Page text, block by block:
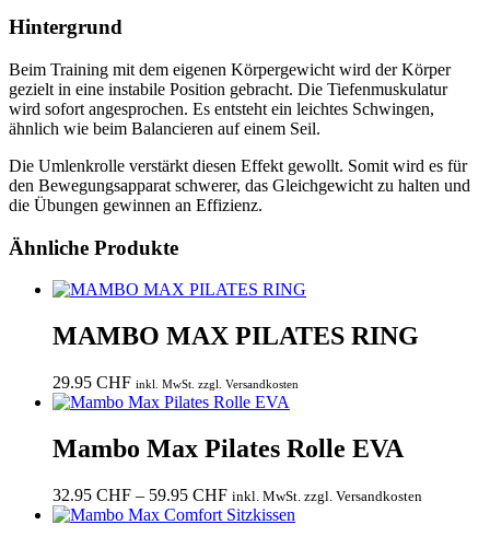
Hintergrund
Beim Training mit dem eigenen Körpergewicht wird der Körper
gezielt in eine instabile Position gebracht. Die Tiefenmuskulatur
wird sofort angesprochen. Es entsteht ein leichtes Schwingen,
ähnlich wie beim Balancieren auf einem Seil.
Die Umlenkrolle verstärkt diesen Effekt gewollt. Somit wird es für
den Bewegungsapparat schwerer, das Gleichgewicht zu halten und
die Übungen gewinnen an Effizienz.
Ähnliche Produkte
MAMBO MAX PILATES RING
29.95 CHF inkl. MwSt. zzgl. Versandkosten
Mambo Max Pilates Rolle EVA
32.95 CHF – 59.95 CHFPreisspanne:
32.95 CHF
inkl. MwSt. zzgl. Versandkosten